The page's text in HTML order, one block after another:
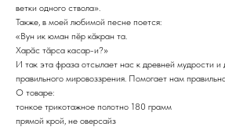
ветки одного ствола».
Также, в моей любимой песне поется:
«Вун ик юман пӗр кӑкран та.
Харӑс тӑрса касар-и?»
И так эта фраза отсылает нас к древней мудрости и
правильного мировоззрения. Помогает нам
О товаре:
тонкое трикотажное полотно 180 грамм
прямой крой, не оверсайз